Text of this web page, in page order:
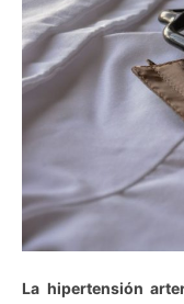
La hipertensión